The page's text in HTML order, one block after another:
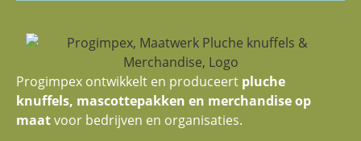
Progimpex ontwikkelt en produceert pluche
knuffels, mascottepakken en merchandise op
maatvoor bedrijven en organisaties.